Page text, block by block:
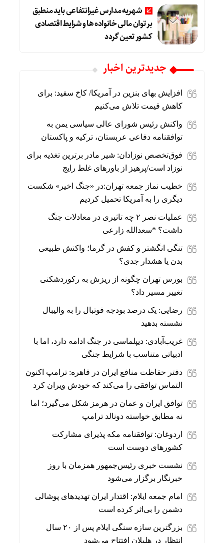
شهریه مدارس غیرانتفاعی باید منطبق
بر توان مالی خانواده ها و شرایط اقتصادی
کشور تعین گردد
جديدترين اخبار
افزایش بهای بنزین در آمریکا/ کاخ سفید: برای
کاهش قیمت تلاش می‌کنیم
واکنش رئیس شورای عالی سیاسی یمن به
توافقنامه دفاعی عربستان، ترکیه و پاکستان
فوق‌تخصص نوزادان: شیر مادر برترین تغذیه برای
نوزاد است/پرهیز از باورهای غلط رایج
خطیب نماز جمعه تهران:در «جنگ اخیر» شکست
دیگری را به آمریکا تحمیل کردیم
عملیات نصر ۲ چه تاثیری در معادلات جنگ
داشت؟ *سعدالله زارعی
تنگی انگشتر و کفش در گرما؛ واکنش طبیعی
بدن یا هشدار جدی؟
بورس تهران چگونه از ریزش به رکوردشکنی
تغییر مسیر داد؟
رضایی: یک درصد بودجه فوتبال را به والیبال
نشسته بدهید
غریب‌آبادی: دیپلماسی در جنگ ادامه دارد، اما با
ادبیاتی متناسب با شرایط جنگی
دفتر حفاظت منافع ایران در قاهره: ترامپ اکنون
التماس توافقی را می‌کند که خودش ویران کرد
توافق ایران و عمان در هرمز شکل می‌گیرد؛ اما
نه مطابق خواسته دونالد ترامپ
اردوغان: توافقنامه مکه پذیرای مشارکت
کشورهای دوست است
نشست خبری رئیس‌جمهور همزمان با روز
خبرنگار برگزار می‌شود
امام جمعه ایلام: اقتدار ایران تهدیدهای پوشالی
دشمن را بی‌اثر کرده است
بزرگترین سازه سنگی ایلام پس از ۲۰ سال
انتظار در هلیلان افتتاح می‌شود